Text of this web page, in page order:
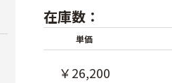
在庫数：
単価
￥26,200